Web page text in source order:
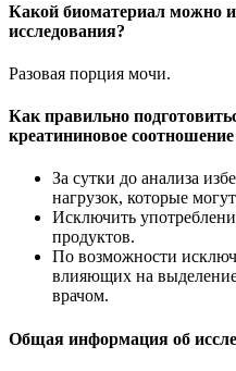
Какой биоматериал можно
исследования?
Разовая порция мочи.
Как правильно
креатининовое
За сутки до анализа
нагрузок, которые
Исключить
продуктов.
По возможности
влияющих на
врачом.
Общая информация об